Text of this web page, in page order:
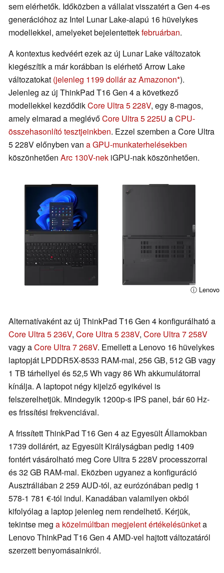
sem elérhetők. Időközben a vállalat visszatért a Gen 4-es
generációhoz az Intel Lunar Lake-alapú 16 hüvelykes
modellekkel, amelyeket bejelentettekfebruárban.
A kontextus kedvéért ezek az új Lunar Lake változatok
kiegészítik a már korábban is elérhető Arrow Lake
változatokat (jelenleg 1199 dollár az Amazonon ).
Jelenleg az új ThinkPad T16 Gen 4 a következő
modellekkel kezdődikCore Ultra 5 228V, egy 8-magos,
amely elmarad a meglévőCore Ultra 5 225U aCPU-
összehasonlító tesztjeinkben. Ezzel szemben a Core Ultra
5 228V előnyben van a GPU-munkaterhelésekben
köszönhetően Arc 130V-nek iGPU-nak köszönhetően.
ⓘ Lenovo
Alternatívaként az új ThinkPad T16 Gen 4 konfigurálható a
Core Ultra 5 236V, Core Ultra 5 238V, Core Ultra 7 258V
vagy aCore Ultra 7 268V. Emellett a Lenovo 16 hüvelykes
laptopját LPDDR5X-8533 RAM-mal, 256 GB, 512 GB vagy
1 TB tárhellyel és 52,5 Wh vagy 86 Wh akkumulátorral
kínálja. A laptopot négy kijelző egyikével is
felszerelhetjük. Mindegyik 1200p-s IPS panel, bár 60 Hz-
es frissítési frekvenciával.
A frissített ThinkPad T16 Gen 4 az Egyesült Államokban
1739 dollárért, az Egyesült Királyságban pedig 1409
fontért vásárolható meg Core Ultra 5 228V processzorral
és 32 GB RAM-mal. Eközben ugyanez a konfiguráció
Ausztráliában 2 259 AUD-tól, az eurózónában pedig 1
578-1 781 €-tól indul. Kanadában valamilyen okból
kifolyólag a laptop jelenleg nem rendelhető. Kérjük,
tekintse meg a közelmúltban megjelent értékelésünketa
Lenovo ThinkPad T16 Gen 4 AMD-vel hajtott változatáról
szerzett benyomásainkról.